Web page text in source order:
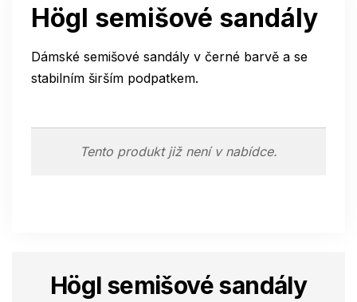
Högl semišové sandály
Dámské semišové sandály v černé barvě a se
stabilním širším podpatkem.
Tento produkt již není v nabídce.
Högl semišové sandály